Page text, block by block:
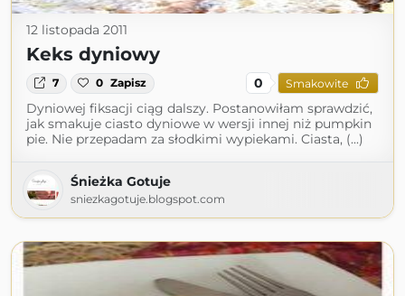
12 listopada 2011
Keks dyniowy
7 0 Zapisz 0 Smakowite
Dyniowej fiksacji ciąg dalszy. Postanowiłam sprawdzić,
jak smakuje ciasto dyniowe w wersji innej niż pumpkin
pie. Nie przepadam za słodkimi wypiekami. Ciasta, (...)
Śnieżka Gotuje
sniezkagotuje.blogspot.com